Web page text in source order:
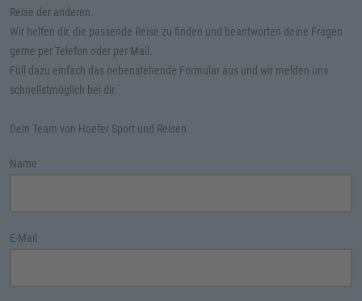
Reise der anderen.
Wir helfen dir, die passende Reise zu finden und beantworten deine Fragen
gerne per Telefon oder per Mail.
Füll dazu einfach das nebenstehende Formular aus und wir melden uns
schnellstmöglich bei dir.
Dein Team von Hoefer Sport und Reisen
Name
E-Mail